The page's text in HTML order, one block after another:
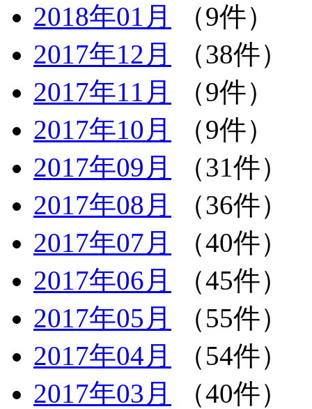
2018年01月
（9件）
2017年12月
（38件）
2017年11月
（9件）
2017年10月
（9件）
2017年09月
（31件）
2017年08月
（36件）
2017年07月
（40件）
2017年06月
（45件）
2017年05月
（55件）
2017年04月
（54件）
2017年03月
（40件）